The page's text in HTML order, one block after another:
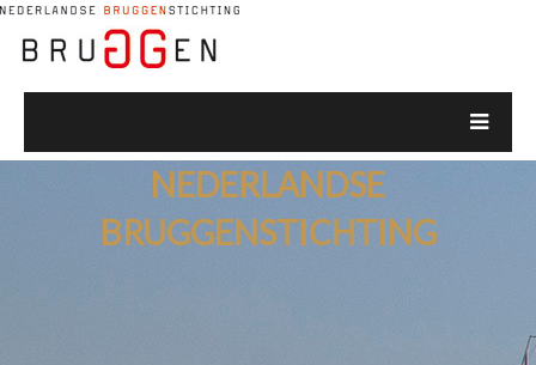
NEDERLANDSE
BRUGGENSTICHTING